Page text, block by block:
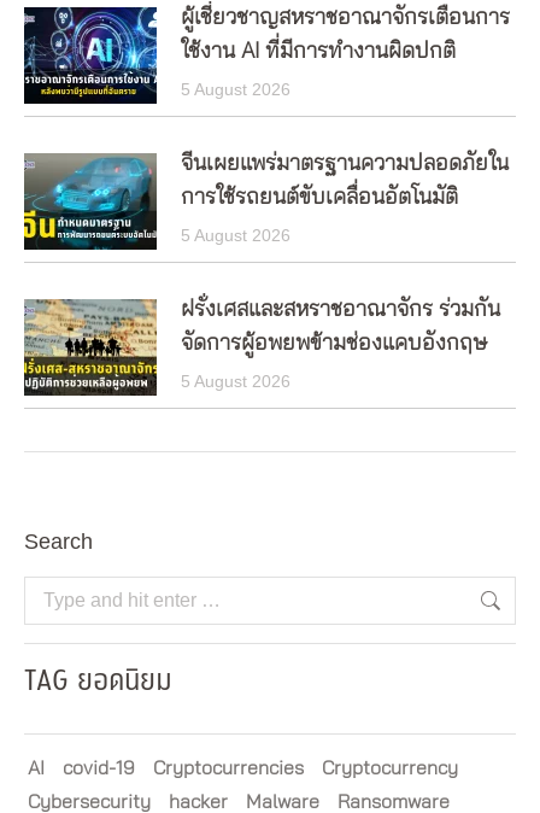
ผู้เชี่ยวชาญสหราชอาณาจักรเตือนการ
ใช้งาน AI ที่มีการทำงานผิดปกติ
5 August 2026
จีนเผยแพร่มาตรฐานความปลอดภัยใน
การใช้รถยนต์ขับเคลื่อนอัตโนมัติ
5 August 2026
ฝรั่งเศสและสหราชอาณาจักร ร่วมกัน
จัดการผู้อพยพข้ามช่องแคบอังกฤษ
5 August 2026
Search
Search:
TAG ยอดนิยม
AI covid-19 Cryptocurrencies
Cryptocurrency
Cybersecurity
hacker Malware
Ransomware